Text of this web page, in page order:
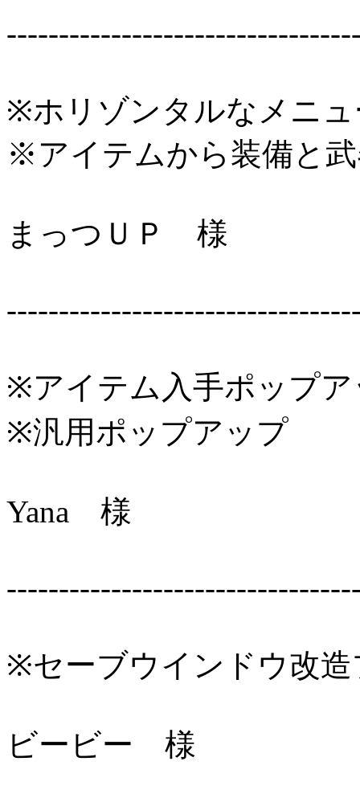
※ホリゾンタルなメニ
※アイテムから装備と
まっつＵＰ 様
※アイテム入手ポップア
※汎用ポップアップ
Yana 様
※セーブウインドウ改
ビービー 様